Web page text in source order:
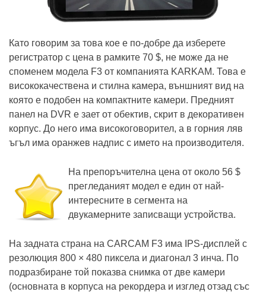
Като говорим за това кое е по-добре да изберете
регистратор с цена в рамките 70 $, не може да не
споменем модела F3 от компанията KARKAM. Това е
висококачествена и стилна камера, външният вид на
която е подобен на компактните камери. Предният
панел на DVR е зает от обектив, скрит в декоративен
корпус. До него има високоговорител, а в горния ляв
ъгъл има оранжев надпис с името на производителя.
На препоръчителна цена от около 56 $
прегледаният модел е един от най-
интересните в сегмента на
двукамерните записващи устройства.
На задната страна на CARCAM F3 има IPS-дисплей с
резолюция 800 × 480 пиксела и диагонал 3 инча. По
подразбиране той показва снимка от две камери
(основната в корпуса на рекордера и изглед отзад със